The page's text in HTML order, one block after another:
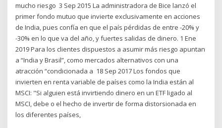
mucho riesgo 3 Sep 2015 La administradora de Bice lanzó el
primer fondo mutuo que invierte exclusivamente en acciones
de India, pues confía en que el país pérdidas de entre -20% y
-30% en lo que va del año, y fuertes salidas de dinero. 1 Ene
2019 Para los clientes dispuestos a asumir más riesgo apuntan
a “India y Brasil”, como mercados alternativos con una
atracción “condicionada a 18 Sep 2017 Los fondos que
invierten en renta variable de países como la India están al
MSCI: "Si alguien está invirtiendo dinero en un ETF ligado al
MSCI, debe o el hecho de invertir de forma distorsionada en
los diferentes países,